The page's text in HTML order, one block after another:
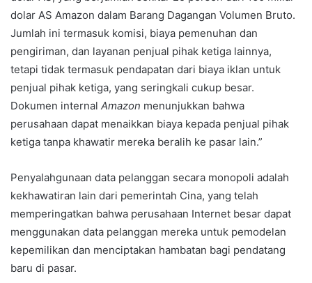
dolar AS Amazon dalam Barang Dagangan Volumen Bruto.
Jumlah ini termasuk komisi, biaya pemenuhan dan
pengiriman, dan layanan penjual pihak ketiga lainnya,
tetapi tidak termasuk pendapatan dari biaya iklan untuk
penjual pihak ketiga, yang seringkali cukup besar.
Dokumen internal Amazon menunjukkan bahwa
perusahaan dapat menaikkan biaya kepada penjual pihak
ketiga tanpa khawatir mereka beralih ke pasar lain.”
Penyalahgunaan data pelanggan secara monopoli adalah
kekhawatiran lain dari pemerintah Cina, yang telah
memperingatkan bahwa perusahaan Internet besar dapat
menggunakan data pelanggan mereka untuk pemodelan
kepemilikan dan menciptakan hambatan bagi pendatang
baru di pasar.